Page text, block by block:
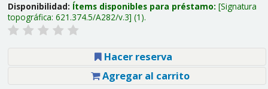
Disponibilidad: Ítems disponibles para préstamo: Signatura
topográfica: 621.374.5/A282/v.3 (1).
Hacer reserva
Agregar al carrito